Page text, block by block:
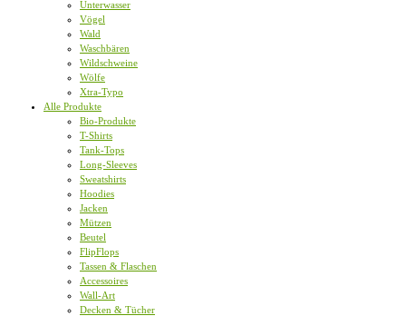
Unterwasser
Vögel
Wald
Waschbären
Wildschweine
Wölfe
Xtra-Typo
Alle Produkte
Bio-Produkte
T-Shirts
Tank-Tops
Long-Sleeves
Sweatshirts
Hoodies
Jacken
Mützen
Beutel
FlipFlops
Tassen & Flaschen
Accessoires
Wall-Art
Decken & Tücher